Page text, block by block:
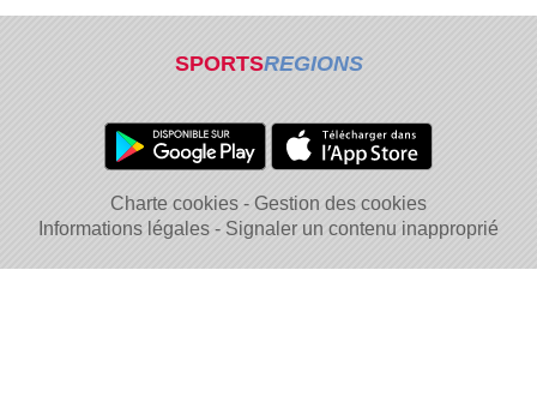
SPORTSREGIONS
Charte cookies
Gestion des cookies
Informations légales
Signaler un contenu inapproprié